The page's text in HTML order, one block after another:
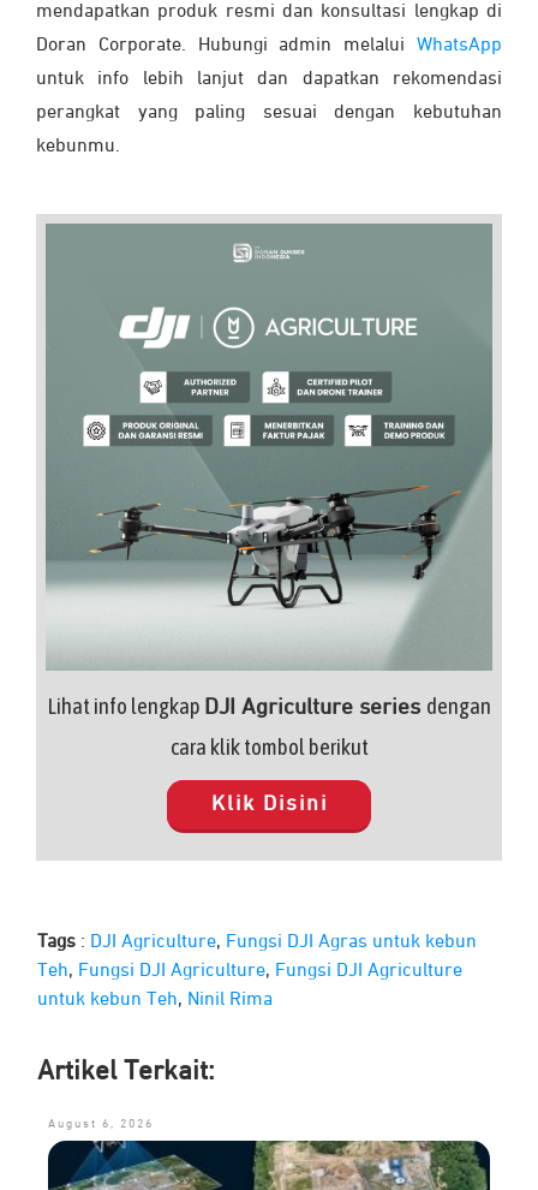
mendapatkan produk resmi dan konsultasi lengkap di
Doran Corporate. Hubungi admin melalui WhatsApp
untuk info lebih lanjut dan dapatkan rekomendasi
perangkat yang paling sesuai dengan kebutuhan
kebunmu.
Lihat info lengkap DJI Agriculture series dengan
cara klik tombol berikut
Klik Disini
Tags : DJI Agriculture, Fungsi DJI Agras untuk kebun
Teh, Fungsi DJI Agriculture, Fungsi DJI Agriculture
untuk kebun Teh, Ninil Rima
Artikel Terkait:
August 6, 2026